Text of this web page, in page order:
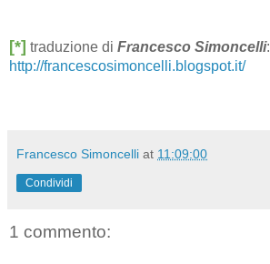
[*] traduzione di Francesco Simoncelli:
http://francescosimoncelli.blogspot.it/
Francesco Simoncelli at 11:09:00
Condividi
1 commento: